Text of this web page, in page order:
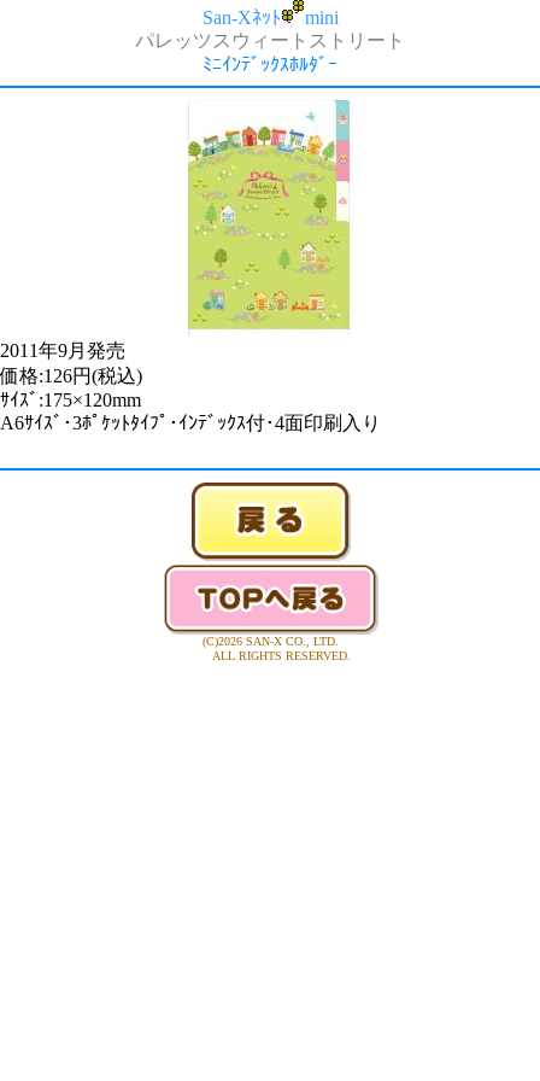
San-Xﾈｯﾄ
mini
パレッツスウィートストリート
ﾐﾆｲﾝﾃﾞｯｸｽﾎﾙﾀﾞｰ
2011年9月発売
価格:126円(税込)
ｻｲｽﾞ:175×120mm
A6ｻｲｽﾞ･3ﾎﾟｹｯﾄﾀｲﾌﾟ･ｲﾝﾃﾞｯｸｽ付･4面印刷入り
(C)2026 SAN-X CO., LTD.
ALL RIGHTS RESERVED.